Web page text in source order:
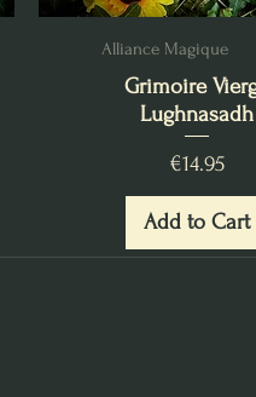
Alliance Magique
Grimoire
Lughnasadh
Price
€14.95
Add to Cart